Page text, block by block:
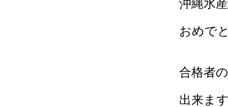
沖縄水
おめで
合格者
出来ま